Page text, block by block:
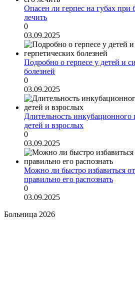
Опасен ли герпес на губах при
лечить
0
03.09.2025
Подробно о герпесе у детей и
болезней
0
03.09.2025
Длительность инкубационного
детей и взрослых
0
03.09.2025
Можно ли быстро избавиться
правильно его распознать
0
03.09.2025
Больница 2026